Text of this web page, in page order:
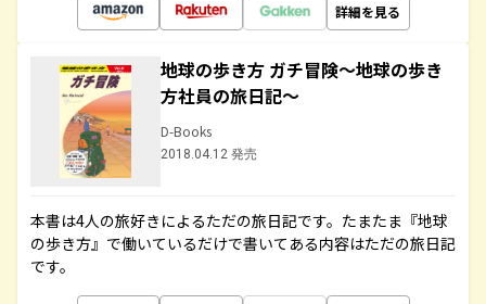
詳細を見る
地球の歩き方 ガチ冒険～地球の歩き
方社員の旅日記～
D-Books
2018.04.12 発売
本書は4人の旅好きによるただの旅日記です。たまたま『地球
の歩き方』で働いているだけで書いてある内容はただの旅日記
です。